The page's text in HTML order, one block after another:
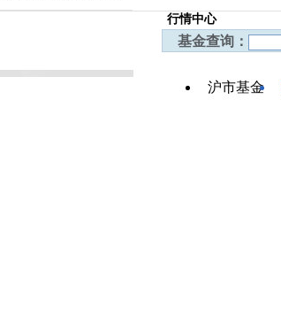
行情中心
基金查询：
沪市基金